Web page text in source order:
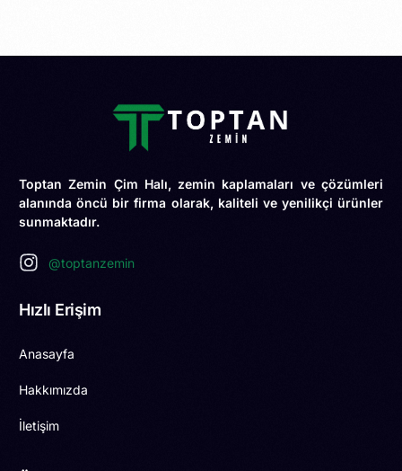
Toptan Zemin Çim Halı, zemin kaplamaları ve çözümleri
alanında öncü bir firma olarak, kaliteli ve yenilikçi ürünler
sunmaktadır.
@toptanzemin
Hızlı Erişim
Anasayfa
Hakkımızda
İletişim